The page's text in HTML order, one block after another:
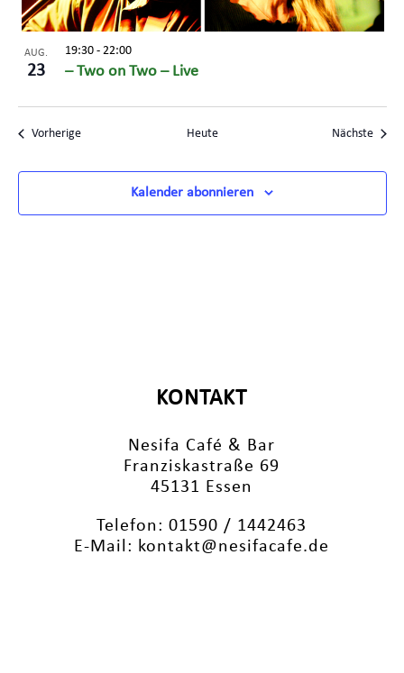
AUG.
23 – Two on Two – Live
19:30 - 22:00
VorherigeVeranstaltungen Heute Nächste
Kalender abonnieren
KONTAKT
Nesifa Café & Bar
Franziskastraße 69
45131 Essen
Telefon: 01590 / 1442463
E-Mail: kontakt@nesifacafe.de